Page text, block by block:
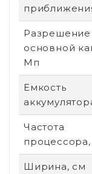
Разрешение
основной
Мп
Емкость
Частота
Ширина, см